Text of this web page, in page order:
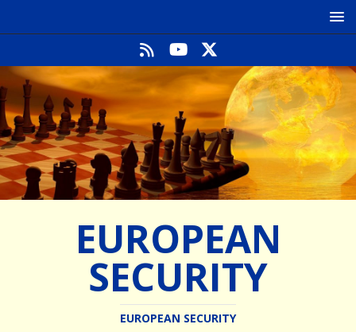
EUROPEAN
SECURITY
EUROPEAN SECURITY